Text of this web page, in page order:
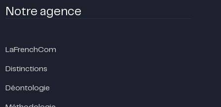
Notre agence
LaFrenchCom
Distinctions
Déontologie